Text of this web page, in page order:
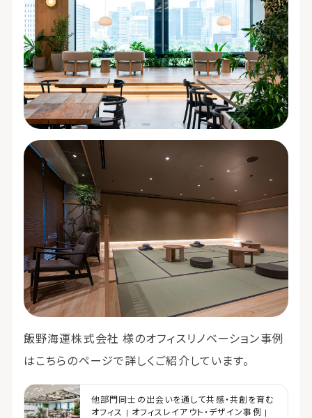
飯野海運株式会社 様のオフィスリノベーション事例
はこちらのページで詳しくご紹介しています。
他部門同士の出会いを通して共感・共創を育む
オフィス | オフィスレイアウト・デザイン事例 |